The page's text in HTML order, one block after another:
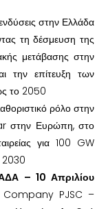
στην Ελλάδα
τη δέσμευση της
μετάβασης στην
την επίτευξη των
το 2050
ρόλο στην
στην Ευρώπη, στο
για 100 GW
2030
– 10 Απριλίου
PJSC –